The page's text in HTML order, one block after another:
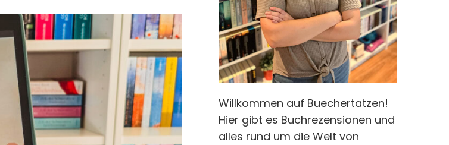
Willkommen auf Buechertatzen!
Hier gibt es Buchrezensionen und
alles rund um die Welt von